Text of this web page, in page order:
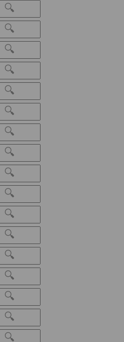
🔍
🔍
🔍
🔍
🔍
🔍
🔍
🔍
🔍
🔍
🔍
🔍
🔍
🔍
🔍
🔍
🔍